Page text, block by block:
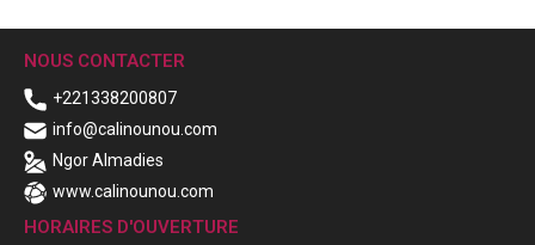
NOUS CONTACTER
+221338200807
info@calinounou.com
Ngor Almadies
www.calinounou.com
HORAIRES D'OUVERTURE